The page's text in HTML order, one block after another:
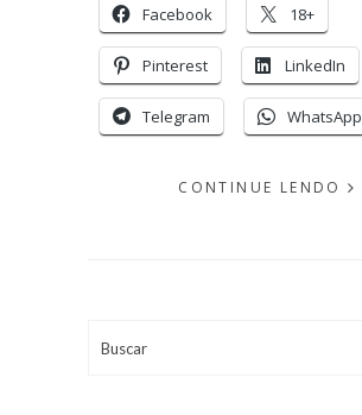
Facebook 18+
Pinterest LinkedIn
Telegram WhatsApp
CONTINUE LENDO
POR